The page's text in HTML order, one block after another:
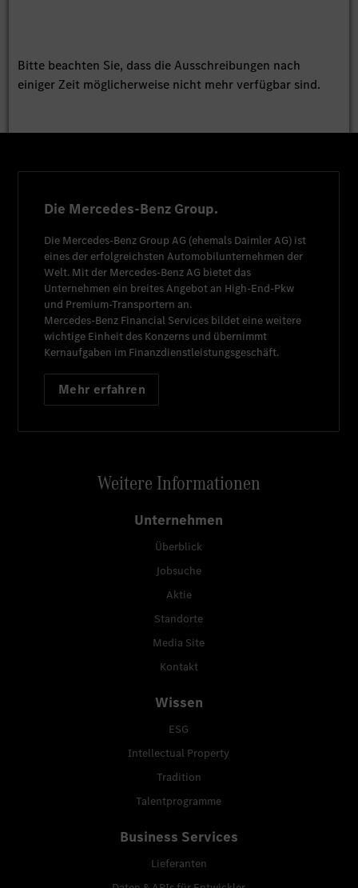
Bitte beachten Sie, dass die Ausschreibungen nach
einiger Zeit möglicherweise nicht mehr verfügbar sind.
Die Mercedes-Benz Group.
Die Mercedes-Benz Group AG (ehemals Daimler AG) ist
eines der erfolgreichsten Automobilunternehmen der
Welt. Mit der Mercedes-Benz AG bietet das
Unternehmen ein breites Angebot an High-End-Pkw
und Premium-Transportern an.
Mercedes-Benz Financial Services bildet eine weitere
wichtige Einheit des Konzerns und übernimmt
Kernaufgaben im Finanzdienstleistungsgeschäft.
Mehr erfahren
Weitere Informationen
Unternehmen
Überblick
Jobsuche
Aktie
Standorte
Media Site
Kontakt
Wissen
ESG
Intellectual Property
Tradition
Talentprogramme
Business Services
Lieferanten